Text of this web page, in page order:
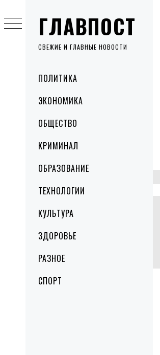
ГЛАВПОСТ
СВЕЖИЕ И ГЛАВНЫЕ НОВОСТИ
MenuПОЛИТИКА
ЭКОНОМИКА
ОБЩЕСТВО
КРИМИНАЛ
ОБРАЗОВАНИЕ
ТЕХНОЛОГИИ
КУЛЬТУРА
ЗДОРОВЬЕ
РАЗНОЕ
СПОРТ
to
content